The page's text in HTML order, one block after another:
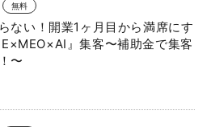
無料
ない！開業1ヶ月目から満席にす
』集客〜補助金で集客
〜